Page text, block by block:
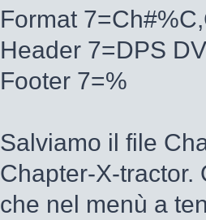
Format
Header 7=DPS
Footer 7=%
Salviamo il file
Chapter-X-tractor.
che nel menù a